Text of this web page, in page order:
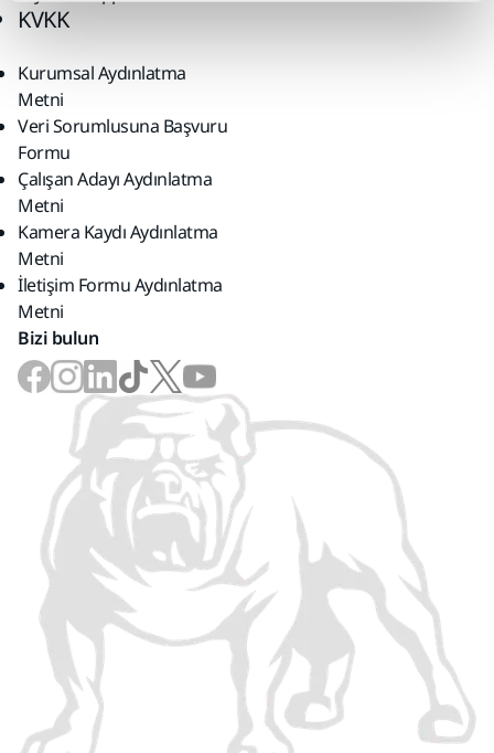
KVKK
Kurumsal Aydınlatma
Metni
Veri Sorumlusuna Başvuru
Formu
Çalışan Adayı Aydınlatma
Metni
Kamera Kaydı Aydınlatma
Metni
İletişim Formu Aydınlatma
Metni
Bizi bulun